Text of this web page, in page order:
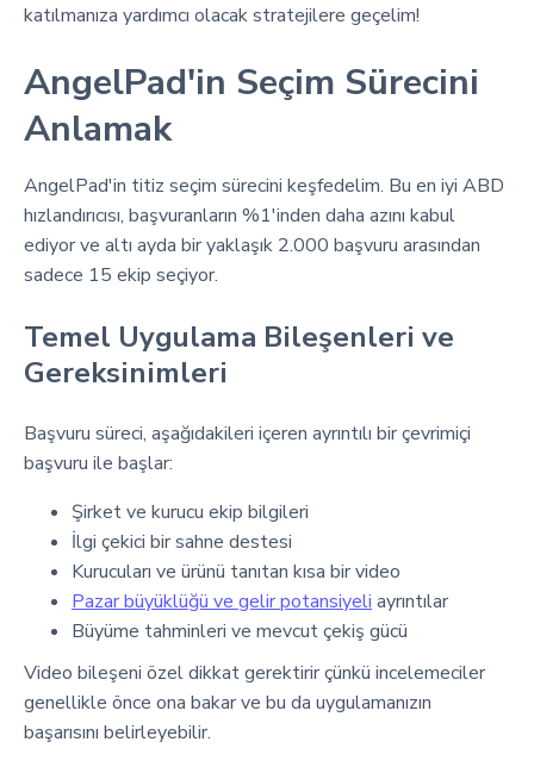
katılmanıza yardımcı olacak stratejilere geçelim!
AngelPad'in Seçim Sürecini
Anlamak
AngelPad'in titiz seçim sürecini keşfedelim. Bu en iyi ABD
hızlandırıcısı, başvuranların %1'inden daha azını kabul
ediyor ve altı ayda bir yaklaşık 2.000 başvuru arasından
sadece 15 ekip seçiyor.
Temel Uygulama Bileşenleri ve
Gereksinimleri
Başvuru süreci, aşağıdakileri içeren ayrıntılı bir çevrimiçi
başvuru ile başlar:
Şirket ve kurucu ekip bilgileri
İlgi çekici bir sahne destesi
Kurucuları ve ürünü tanıtan kısa bir video
Pazar büyüklüğü ve gelir potansiyeli ayrıntılar
Büyüme tahminleri ve mevcut çekiş gücü
Video bileşeni özel dikkat gerektirir çünkü incelemeciler
genellikle önce ona bakar ve bu da uygulamanızın
başarısını belirleyebilir.